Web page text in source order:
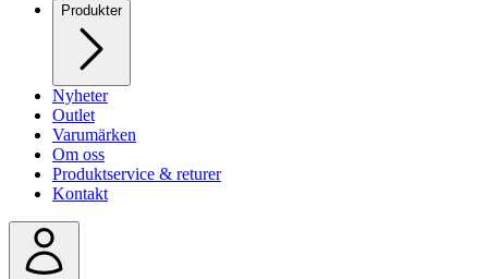
Produkter
Nyheter
Outlet
Varumärken
Om oss
Produktservice & returer
Kontakt